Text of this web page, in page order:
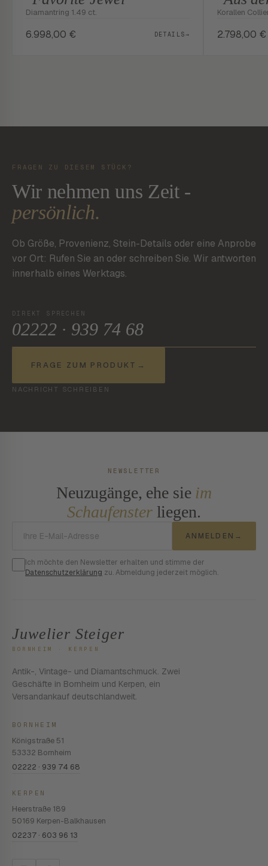
Diamantring 1.49 ct.
6.998,00 € DETAILS→
Korallen
2.798,00 €
FRAGEN ZU DIESEM STÜCK?
Wir nehmen uns Zeit -
persönlich.
Ob Größe, Provenienz, Stein-Details oder eine Anprobe
vor Ort: Rufen Sie an oder schreiben Sie. Wir antworten
innerhalb eines Werktags.
DIREKT SPRECHEN
02222 · 939 74 68
FRAGE ZUM PRODUKT →
NACHRICHT SCHREIBEN
NEWSLETTER
Neuzugänge, ehe sie im
Schaufensterliegen.
ANMELDEN →
Ich möchte den Newsletter erhalten und stimme der
Datenschutzerklärung zu. Abmeldung jederzeit möglich.
Juwelier Steiger
BORNHEIM · KERPEN
Antik-, Vintage- und Diamantschmuck. Zwei
Geschäfte in Bornheim und Kerpen, ein
Versandankauf deutschlandweit.
BORNHEIM
Königstraße 51
53332 Bornheim
02222 · 939 74 68
KERPEN
Heerstraße 189
50169 Kerpen-Balkhausen
02237 · 603 96 13